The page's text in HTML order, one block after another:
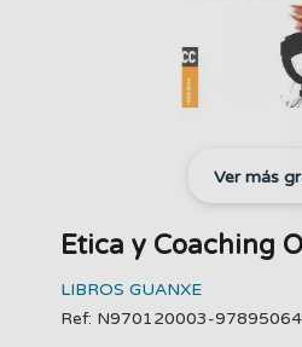
Ver más
Etica y Coaching
LIBROS GUANXE
Ref: N970120003-